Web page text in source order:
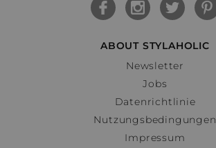
ABOUT STYLAHOLIC
Newsletter
Jobs
Datenrichtlinie
Nutzungsbedingungen
Impressum